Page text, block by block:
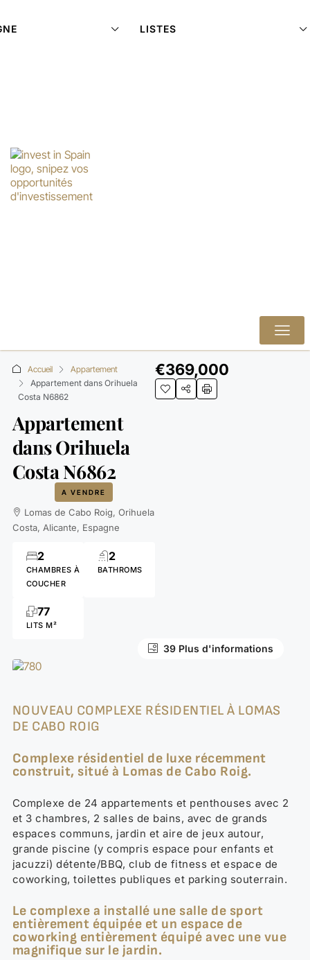
LISTES
Accueil
Appartement
Appartement dans Orihuela
Costa N6862
Appartement
dans Orihuela
Costa N6862
A VENDRE
Lomas de Cabo Roig, Orihuela
Costa, Alicante, Espagne
CHAMBRES À
COUCHER
2
BATHROMS
2
LITS M²
77
€369,000
35 Plus d'informations
39 Plus d'informations
NOUVEAU COMPLEXE RÉSIDENTIEL À LOMAS
DE CABO ROIG
Complexe résidentiel de luxe récemment
construit, situé à Lomas de Cabo Roig.
Complexe de 24 appartements et penthouses avec 2
et 3 chambres, 2 salles de bains, avec de grands
espaces communs, jardin et aire de jeux autour,
grande piscine (y compris espace pour enfants et
jacuzzi) détente/BBQ, club de fitness et espace de
coworking, toilettes publiques et parking souterrain.
Le complexe a installé une salle de sport
entièrement équipée et un espace de
coworking entièrement équipé avec une vue
magnifique sur le jardin.